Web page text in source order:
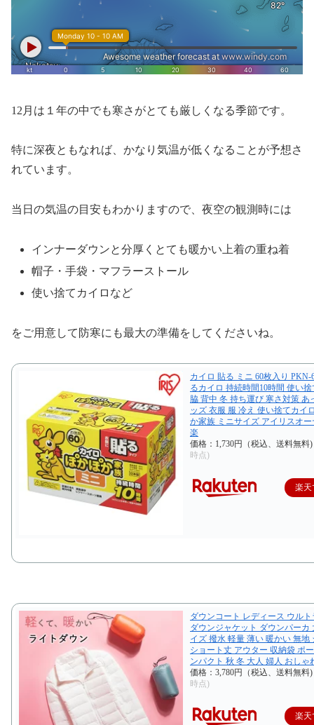
12月は１年の中でも寒さがとても厳しくなる季節です。
特に深夜ともなれば、かなり気温が低くなることが予想さ
れています。
当日の気温の目安もわかりますので、夜空の観測時には
インナーダウンと分厚くとても暖かい上着の重ね着
帽子・手袋・マフラーストール
使い捨てカイロなど
をご用意して防寒にも最大の準備をしてくださいね。
カイロ 貼る ミニ 60枚入り PKN-
るカイロ 持続時間10時間 使い
脇 背中 冬 持ち運び 寒さ対策 あ
ッズ 衣服 服 冷え 使い捨てカイ
か家族 ミニサイズ アイリスオー
楽
価格：1,730円（税込、送料無料)
時点)
楽天
ダウンコート レディース ウル
ダウンジャケット ダウンパーカ
イズ 撥水 軽量 薄い 暖かい 無地
ショート丈 アウター 収納袋 ポ
ンパクト 秋 冬 大人 婦人 おしゃ
価格：3,780円（税込、送料無料)
時点)
楽天